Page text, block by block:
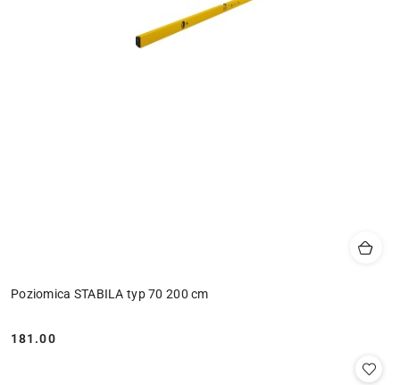
Poziomica STABILA typ 70 200 cm
Cena:
181.00